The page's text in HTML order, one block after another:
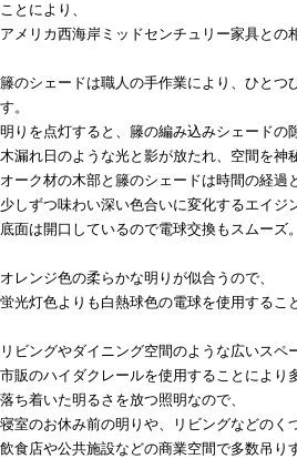
ことにより、
アメリカ西海岸ミッドセンチュリー家具との
籐のシェードは職人の手作業により、ひとつ
す。
明りを点灯すると、籐の編み込みシェードの
木漏れ日のような光と影が放たれ、空間を神
オーク材の木部と籐のシェードは時間の経過
少しずつ味わい深い色合いに変化するエイジ
底面は開口しているので電球交換もスムーズ。
オレンジ色の柔らかな明りが似合うので、
蛍光灯色よりも白熱球色の電球を使用するこ
リビングやダイニング空間のような広いスペ
市販のハイダクレールを使用することにより
落ち着いた明るさを放つ照明なので、
寝室のお休み前の明りや、リビングなどのく
飲食店や公共施設などの商業空間で多数吊り